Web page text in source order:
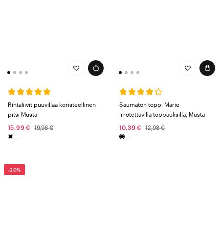
Rintaliivit puuvillaa koristeellinen
pitsi Musta
15,99 €
19,98 €
Saumaton toppi Marie
irrotettavilla toppauksilla, Musta
10,39 €
12,98 €
-20%